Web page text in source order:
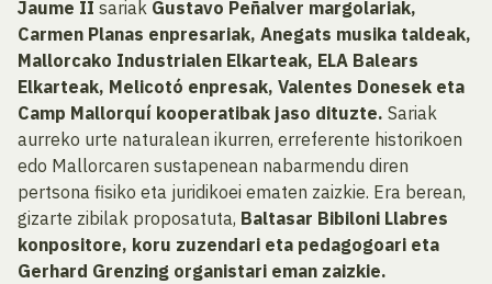
Jaume II sariak Gustavo Peñalver margolariak,
Carmen Planas enpresariak, Anegats musika taldeak,
Mallorcako Industrialen Elkarteak, ELA Balears
Elkarteak, Melicotó enpresak, Valentes Donesek eta
Camp Mallorquí kooperatibak jaso dituzte. Sariak
aurreko urte naturalean ikurren, erreferente historikoen
edo Mallorcaren sustapenean nabarmendu diren
pertsona fisiko eta juridikoei ematen zaizkie. Era berean,
gizarte zibilak proposatuta, Baltasar Bibiloni Llabres
konpositore, koru zuzendari eta pedagogoari eta
Gerhard Grenzing organistari eman zaizkie.